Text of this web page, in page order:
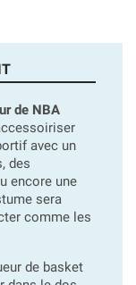
de NBA
avec un
des
encore une
sera
comme les
de basket